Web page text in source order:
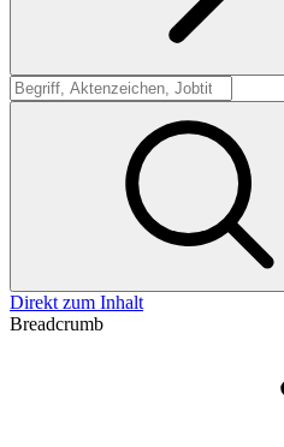
Suche
Direkt zum Inhalt
Breadcrumb